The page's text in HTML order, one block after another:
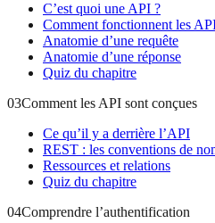
C’est quoi une API ?
Comment fonctionnent les
Anatomie d’une requête
Anatomie d’une réponse
Quiz du chapitre
03Comment les API sont conçues
Ce qu’il y a derrière l’API
REST : les conventions de
Ressources et relations
Quiz du chapitre
04Comprendre l’authentification